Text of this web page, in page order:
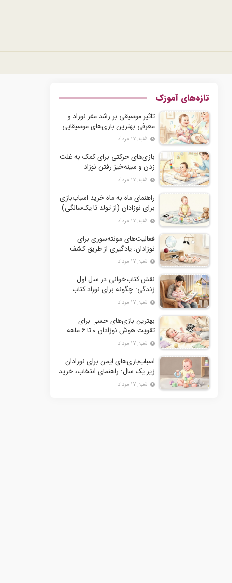
تازه‌های آموزک
تاثیر موسیقی بر رشد مغز نوزاد و
معرفی بهترین بازی‌های موسیقایی
شنبه, ۱۷ مرداد
بازی‌های حرکتی برای کمک به غلت
زدن و سینه‌خیز رفتن نوزاد
شنبه, ۱۷ مرداد
راهنمای ماه به ماه خرید اسباب‌بازی
برای نوزادان (از تولد تا یک‌سالگی)
شنبه, ۱۷ مرداد
فعالیت‌های مونته‌سوری برای
نوزادان: یادگیری از طریق کشف
محیط پیرامون
شنبه, ۱۷ مرداد
نقش کتاب‌خوانی در سال اول
زندگی: چگونه برای نوزاد کتاب
بخوانیم؟
شنبه, ۱۷ مرداد
بهترین بازی‌های حسی برای
تقویت هوش نوزادان ۰ تا ۶ ماهه
شنبه, ۱۷ مرداد
اسباب‌بازی‌های ایمن برای نوزادان
زیر یک سال: راهنمای انتخاب، خرید
و نگهداری
شنبه, ۱۷ مرداد